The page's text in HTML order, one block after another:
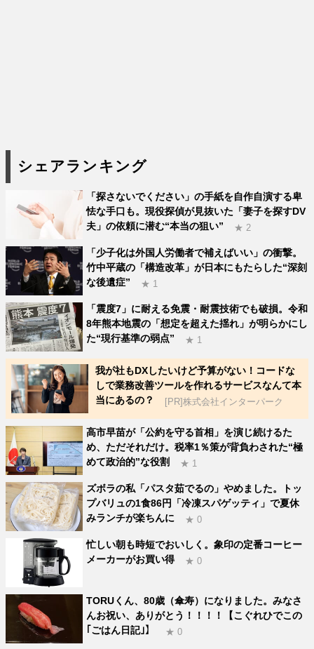
シェアランキング
「探さないでください」の手紙を自作自演する卑
怯な手口も。現役探偵が見抜いた「妻子を探すDV
夫」の依頼に潜む“本当の狙い”
★ 2
「少子化は外国人労働者で補えばいい」の衝撃。
竹中平蔵の「構造改革」が日本にもたらした“深刻
な後遺症”
★ 1
「震度7」に耐える免震・耐震技術でも破損。令和
8年熊本地震の「想定を超えた揺れ」が明らかにし
た“現行基準の弱点”
★ 1
我が社もDXしたいけど予算がない！コードな
しで業務改善ツールを作れるサービスなんて本
当にあるの？
[PR]株式会社インターパーク
高市早苗が「公約を守る首相」を演じ続けるた
め、ただそれだけ。税率1％策が背負わされた“極
めて政治的”な役割
★ 1
ズボラの私「パスタ茹でるの」やめました。トッ
プバリュの1食86円「冷凍スパゲッティ」で夏休
みランチが楽ちんに
★ 0
忙しい朝も時短でおいしく。象印の定番コーヒー
メーカーがお買い得
★ 0
TORUくん、80歳（傘寿）になりました。みなさ
んお祝い、ありがとう！！！！【こぐれひでこの
｢ごはん日記｣】
★ 0